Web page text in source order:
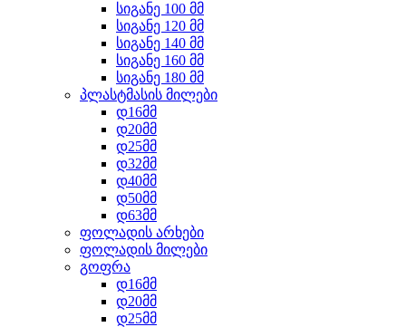
სიგანე 100 მმ
სიგანე 120 მმ
სიგანე 140 მმ
სიგანე 160 მმ
სიგანე 180 მმ
პლასტმასის მილები
დ16მმ
დ20მმ
დ25მმ
დ32მმ
დ40მმ
დ50მმ
დ63მმ
ფოლადის არხები
ფოლადის მილები
გოფრა
დ16მმ
დ20მმ
დ25მმ